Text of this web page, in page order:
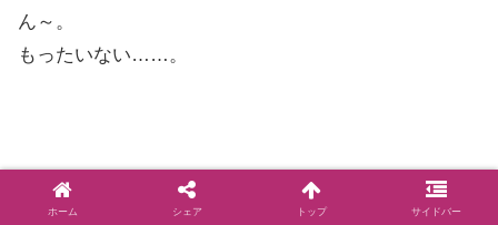
ん～。
もったいない……。
まぁ・・・賛否はあれども・・・
ホーム シェア トップ サイドバー